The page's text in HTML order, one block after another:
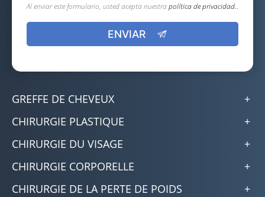
Al enviar este formulario, usted acepta nuestrapolítica de privacidad..
GREFFE DE CHEVEUX
CHIRURGIE PLASTIQUE
CHIRURGIE DU VISAGE
CHIRURGIE CORPORELLE
CHIRURGIE DE LA PERTE DE POIDS